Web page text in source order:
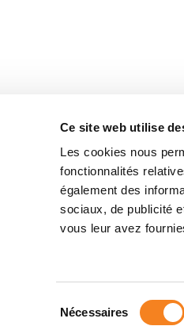
Ce site web utilise
Les cookies nous
fonctionnalités
également des
sociaux, de publicité
vous leur avez
Nécessaires